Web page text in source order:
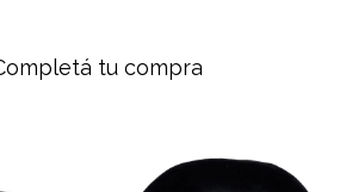
tu compra